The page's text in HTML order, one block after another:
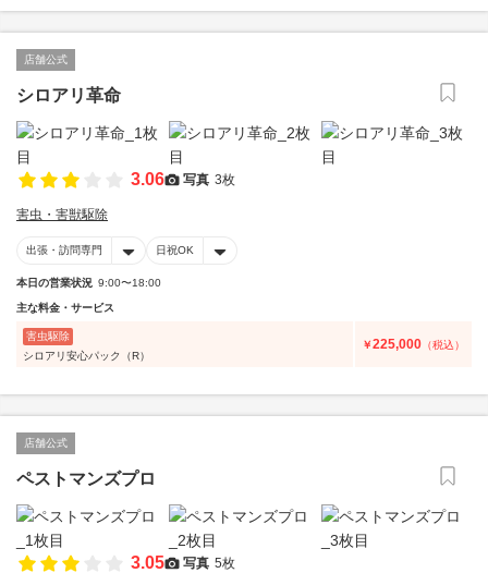
店舗公式
シロアリ革命
3.06 写真 3枚
害虫・害獣駆除
出張・訪問専門 日祝OK
本日の営業状況 9:00〜18:00
主な料金・サービス
害虫駆除
シロアリ安心パック（R）
￥225,000 （税込）
店舗公式
ペストマンズプロ
3.05 写真 5枚